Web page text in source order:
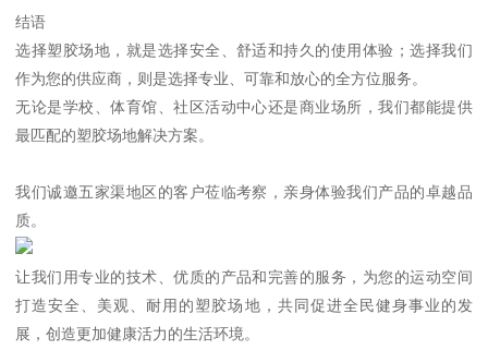
结语
选择塑胶场地，就是选择安全、舒适和持久的使用体验；选择我们
作为您的供应商，则是选择专业、可靠和放心的全方位服务。
无论是学校、体育馆、社区活动中心还是商业场所，我们都能提供
最匹配的塑胶场地解决方案。
我们诚邀五家渠地区的客户莅临考察，亲身体验我们产品的卓越品
质。
让我们用专业的技术、优质的产品和完善的服务，为您的运动空间
打造安全、美观、耐用的塑胶场地，共同促进全民健身事业的发
展，创造更加健康活力的生活环境。